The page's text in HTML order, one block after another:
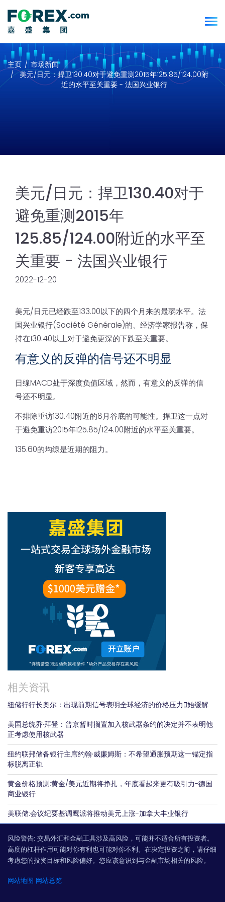
主页
市场新闻
美元/日元：捍卫130.40对于避免重测2015年125.85/124.00附
近的水平至关重要 - 法国兴业银行
美元/日元：捍卫130.40对于
避免重测2015年
125.85/124.00附近的水平至
关重要 - 法国兴业银行
2022-12-20
美元/日元已经跌至133.00以下的四个月来的最弱水平。法
国兴业银行(Société Générale)的、经济学家报告称，保
持在130.40以上对于避免更深的下跌至关重要。
有意义的反弹的信号还不明显
日缐MACD处于深度负值区域，然而，有意义的反弹的信
号还不明显。
不排除重访130.40附近的8月谷底的可能性。捍卫这一点对
于避免重访2015年125.85/124.00附近的水平至关重要。
135.60的均缐是近期的阻力。
相关资讯
纽储行行长奥尔：出现前期信号表明全球经济的价格压力𫔭始缓解
美国总统乔·拜登：普京暂时搁置加入核武器条约的决定并不表明他
正考虑使用核武器
纽约联邦储备银行主席约翰·威廉姆斯：不希望通胀预期这一锚定指
标脱离正轨
黄金价格预测:黄金/美元近期将挣扎，年底看起来更有吸引力-德国
商业银行
美联储:会议纪要基调鹰派将推动美元上涨-加拿大丰业银行
风险警告: 交易外汇和金融工具涉及高风险，可能并不适合所有投资者。
高度的杠杆作用可能对你有利也可能对你不利。在决定投资之前，请仔细
考虑您的投资目标和风险偏好。您应该意识到与金融市场相关的风险。
网站地图 网站总览